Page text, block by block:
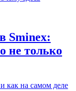
Sminex:
не только